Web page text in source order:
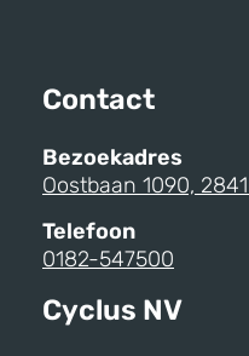
Contact
Bezoekadres
Oostbaan 1090,
Telefoon
0182-547500
Cyclus NV